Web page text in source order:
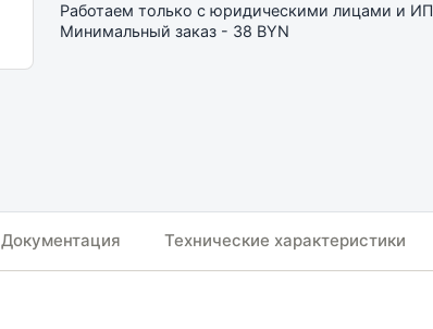
Работаем только с юридическими лицами и ИП
Минимальный заказ - 38 BYN
Документация Технические характеристики